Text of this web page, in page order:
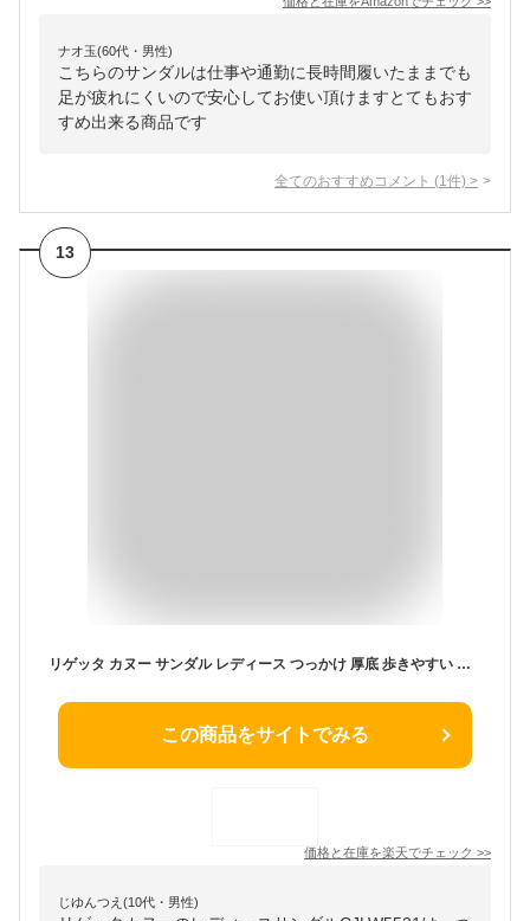
ナオ玉(60代・男性)
こちらのサンダルは仕事や通勤に長時間履いたままでも
足が疲れにくいので安心してお使い頂けますとてもおす
すめ出来る商品です
全てのおすすめコメント (1 件) >
13
リゲッタ カヌー サンダル レディース つっかけ 厚底 歩きやすい 幅広 履きやすい 疲れない ウェッジソール サンダル 5cmヒール ミュール 日本製 CJLW5521
この商品をサイトでみる
価格と在庫を楽天でチェック >>
じゆんつえ(10代・男性)